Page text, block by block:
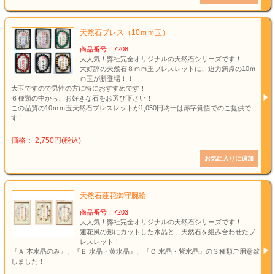
天然石ブレス（10ｍｍ玉）
商品番号：7208
大人気！弊社完全オリジナルの天然石シリーズです！
大好評の天然石８ｍｍ玉ブレスレットに、迫力満点の10ｍ
ｍ玉が新登場！！
大玉ですので男性の方に特におすすめです！
６種類の中から、お好きな石をお選び下さい！
この品質の10ｍｍ玉天然石ブレスレットが1,050円均一は赤字覚悟でのご提供で
す！
価格： 2,750円(税込)
天然石蓮花御守腕輪
商品番号：7203
大人気！弊社完全オリジナルの天然石シリーズです！
蓮花風の形にカットした水晶と、天然石を組み合わせたブ
レスレット！
『Ａ 本水晶のみ』、『Ｂ 水晶・黄水晶』、『Ｃ 水晶・紫水晶』の３種類ご用意致
しました！